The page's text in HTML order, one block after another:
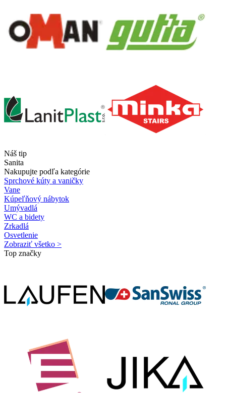
Náš tip
Sanita
Nakupujte podľa kategórie
Sprchové kúty a vaničky
Vane
Kúpeľňový nábytok
Umývadlá
WC a bidety
Zrkadlá
Osvetlenie
Zobraziť všetko >
Top značky